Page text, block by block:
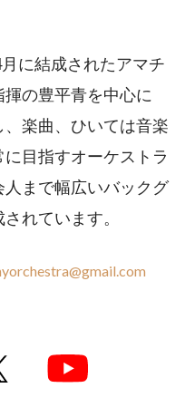
に結成されたアマチ
の豊平青を中心に
、楽曲、ひいては音楽
目指すオーケストラ
まで幅広いバックグ
れています。